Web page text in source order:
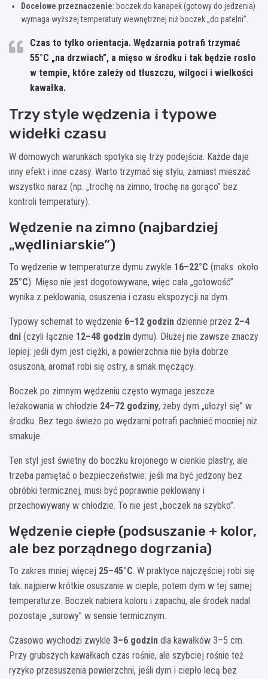
Docelowe przeznaczenie: boczek do kanapek (gotowy do jedzenia)
wymaga wyższej temperatury wewnętrznej niż boczek „do patelni”.
Czas to tylko orientacja. Wędzarnia potrafi trzymać
55°C „na drzwiach”, a mięso w środku i tak będzie rosło
w tempie, które zależy od tłuszczu, wilgoci i wielkości
kawałka.
Trzy style wędzenia i typowe
widełki czasu
W domowych warunkach spotyka się trzy podejścia. Każde daje
inny efekt i inne czasy. Warto trzymać się stylu, zamiast mieszać
wszystko naraz (np. „trochę na zimno, trochę na gorąco” bez
kontroli temperatury).
Wędzenie na zimno (najbardziej
„wędliniarskie”)
To wędzenie w temperaturze dymu zwykle 16–22°C (maks. około
25°C). Mięso nie jest dogotowywane, więc cała „gotowość”
wynika z peklowania, osuszenia i czasu ekspozycji na dym.
Typowy schemat to wędzenie 6–12 godzin dziennie przez 2–4
dni (czyli łącznie 12–48 godzin dymu). Dłużej nie zawsze znaczy
lepiej: jeśli dym jest ciężki, a powierzchnia nie była dobrze
osuszona, aromat robi się ostry, a smak męczący.
Boczek po zimnym wędzeniu często wymaga jeszcze
leżakowania w chłodzie 24–72 godziny, żeby dym „ułożył się” w
środku. Bez tego świeżo po wędzarni potrafi pachnieć mocniej niż
smakuje.
Ten styl jest świetny do boczku krojonego w cienkie plastry, ale
trzeba pamiętać o bezpieczeństwie: jeśli ma być jedzony bez
obróbki termicznej, musi być poprawnie peklowany i
przechowywany w chłodzie. To nie jest „boczek na szybko”.
Wędzenie ciepłe (podsuszanie + kolor,
ale bez porządnego dogrzania)
To zakres mniej więcej 25–45°C. W praktyce najczęściej robi się
tak: najpierw krótkie osuszanie w cieple, potem dym w tej samej
temperaturze. Boczek nabiera koloru i zapachu, ale środek nadal
pozostaje „surowy” w sensie termicznym.
Czasowo wychodzi zwykle 3–6 godzin dla kawałków 3–5 cm.
Przy grubszych kawałkach czas rośnie, ale szybciej rośnie też
ryzyko przesuszenia powierzchni, jeśli dym i ciepło lecą bez